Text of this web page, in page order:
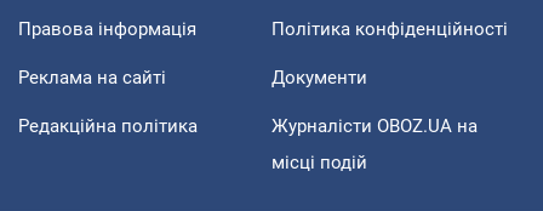
Правова інформація Політика конфіденційності
Реклама на сайті Документи
Редакційна політика
Журналісти OBOZ.UA на
місці подій